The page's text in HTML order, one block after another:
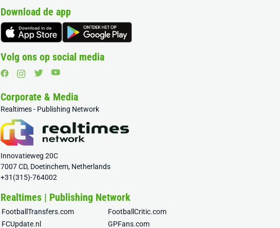
Download de app
Volg ons op social media
Corporate & Media
Realtimes - Publishing Network
Innovatieweg 20C
7007 CD, Doetinchem, Netherlands
+31(315)-764002
Realtimes | Publishing Network
FootballTransfers.com
FootballCritic.com
FCUpdate.nl
GPFans.com